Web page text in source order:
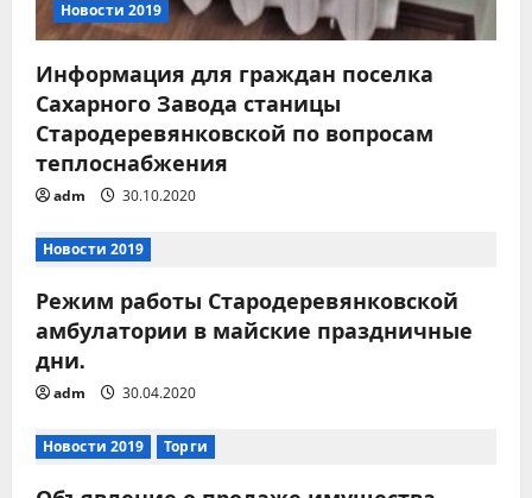
а
п
и
с
я
м
Новости 2019
Информация для граждан поселка
Сахарного Завода станицы
Стародеревянковской по вопросам
теплоснабжения
adm 30.10.2020
Новости 2019
Режим работы Стародеревянковской
амбулатории в майские праздничные
дни.
adm 30.04.2020
Новости 2019 Торги